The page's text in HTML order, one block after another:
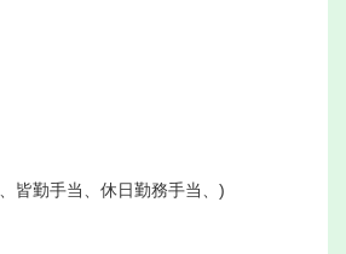
皆勤手当、休日勤務手当、)